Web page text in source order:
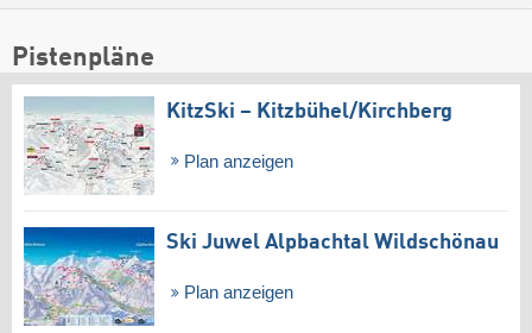
Pistenpläne
KitzSki – Kitzbühel/​Kirchberg
Plan anzeigen
Ski Juwel Alpbachtal Wildschönau
Plan anzeigen